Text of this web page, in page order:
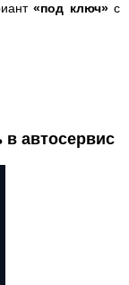
«под ключ»с
автосервис